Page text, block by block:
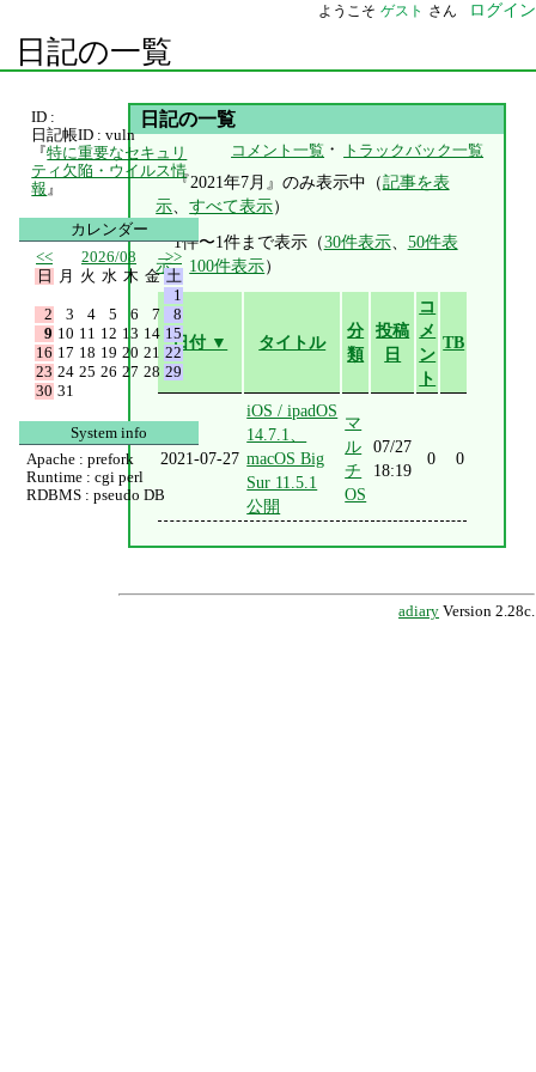
ようこそ ゲスト さん ログイン
日記の一覧
日記の一覧
コメント一覧 ・ トラックバック一覧
『2021年7月』のみ表示中（記事を表
示、すべて表示）
1件〜1件まで表示（30件表示、 50件表
示、 100件表示）
日付 ▼ タイトル
分
類
投稿
日
コ
メ
ン
ト
TB
2021-07-27
iOS / ipadOS
14.7.1、
macOS Big
Sur 11.5.1
公開
マ
ル
チ
OS
07/27
18:19
0 0
adiary Version 2.28c.
ID :
日記帳ID : vuln
『特に重要なセキュリ
ティ欠陥・ウイルス情
報 』
カレンダー
<<
2026/08
>>
日
月 火 水 木 金 土
1
2
3 4 5 6 7
8
9 10 11 12 13 14 15
16 17 18 19 20 21 22
23 24 25 26 27 28 29
30 31
System info
Apache : prefork
Runtime : cgi perl
RDBMS : pseudo DB